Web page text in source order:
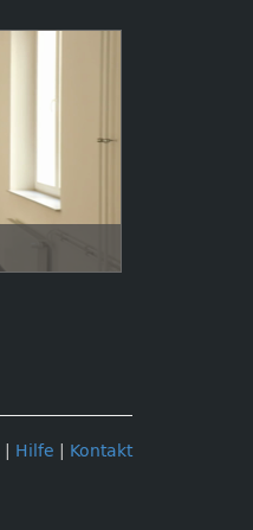
Hilfe Kontakt